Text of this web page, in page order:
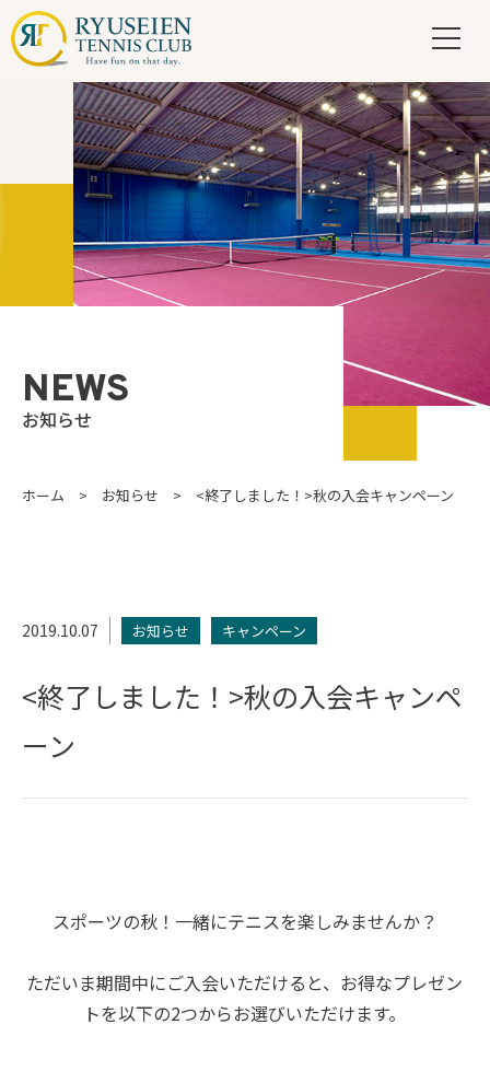
NEWS
お知らせ
ホーム お知らせ <終了しました！>秋の入会キャンペーン
2019.10.07 お知らせ キャンペーン
<終了しました！>秋の入会キャンペ
ーン
スポーツの秋！一緒にテニスを楽しみませんか？
ただいま期間中にご入会いただけると、お得なプレゼン
トを以下の2つからお選びいただけます。